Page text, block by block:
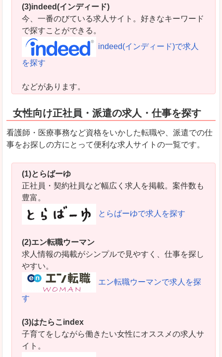
(3)indeed(インディード)
今、一番のびている求人サイト。好きなキーワード
で探すことができる。
indeed(インディード)で求人
を探す
などがあります。
女性向け正社員・派遣の求人・仕事を探す
看護師・医療事務など資格をいかした転職や、派遣での仕
事をお探しの方にとって便利な求人サイトの一覧です。
(1)とらばーゆ
正社員・契約社員など幅広く求人を掲載。案件数も
豊富。
とらばーゆで求人を探す
(2)エン転職ウーマン
求人情報の掲載がシンプルで見やすく、仕事を探し
やすい。
エン転職ウーマンで求人を探
す
(3)はたらこindex
子育てをしながら働きたい女性にオススメの求人サ
イト。